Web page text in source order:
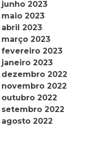
junho 2023
maio 2023
abril 2023
março 2023
fevereiro 2023
janeiro 2023
dezembro 2022
novembro 2022
outubro 2022
setembro 2022
agosto 2022